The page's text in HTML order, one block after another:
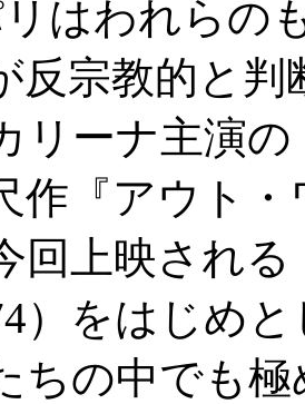
はわれらの
反宗教的と
リーナ主演
作『アウト
回上映され
）をはじめ
ちの中でも